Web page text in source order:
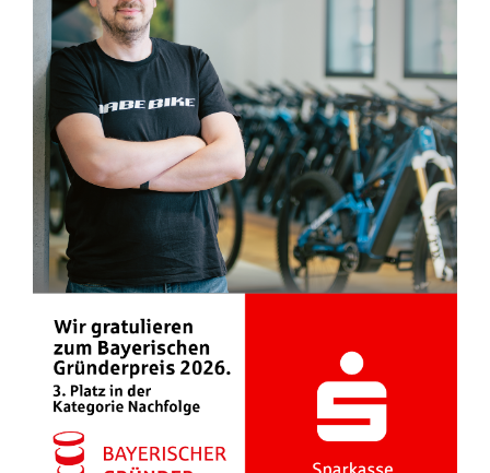
e
n
s
t
r